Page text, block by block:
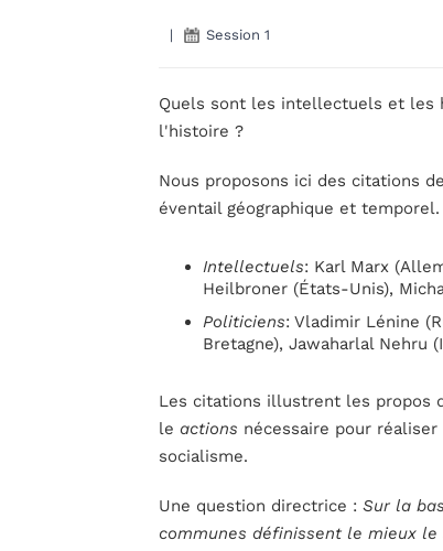
| Session 1
Quels sont les intellectuels et les
l'histoire ?
Nous proposons ici des citations
éventail géographique et temporel.
Intellectuels: Karl Marx
Heilbroner (États-Unis),
Politiciens: Vladimir Lénine
Bretagne), Jawaharlal Nehru
Les citations illustrent les propos
le actions nécessaire pour
socialisme.
Une question directrice : Sur la
communes définissent le mieux le